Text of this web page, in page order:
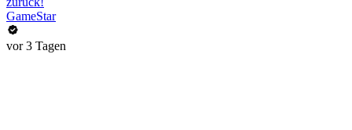
GameStar
vor 3 Tagen